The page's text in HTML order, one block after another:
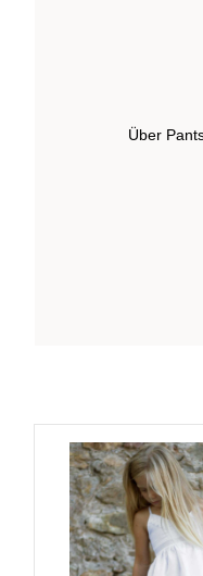
Über